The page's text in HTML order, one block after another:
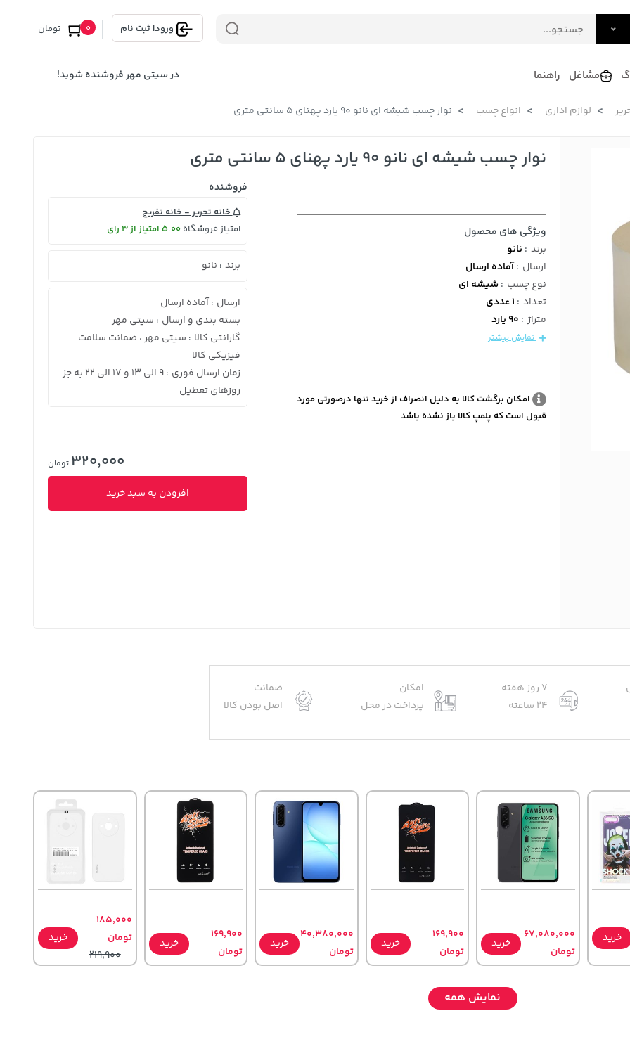
ورود| ثبت نام تومان 0
فرآورده های لبنی
دکوراسیون داخلی و تزئینی
سرو و پذیرایی
مشاغل راهنما در سیتی مهر فروشنده شوید!
لوازم اداری انواع چسب نوار چسب شیشه ای نانو 90 یارد پهنای 5 سانتی متری
نوار چسب شیشه ای نانو 90 یارد پهنای 5 سانتی متری
ویژگی های محصول
برند : نانو
ارسال :آماده ارسال
نوع چسب :شیشه ای
تعداد : 1 عددی
متراژ : 90 یارد
نمایش بیشتر
امکان برگشت کالا به دلیل انصراف از خرید تنها درصورتی مورد
قبول است که پلمپ کالا باز نشده باشد
فروشنده
خانه تحریر - خانه تفریح
امتیاز فروشگاه5.00 امتیاز از 3 رای
برند : نانو
ارسال :آماده ارسال
بسته بندی و ارسال : سیتی مهر
گارانتی کالا : سیتی مهر ، ضمانت سلامت
فیزیکی کالا
زمان ارسال فوری :
9 الی 13 و 17 الی 22 به جز
روزهای تعطیل
320,000 تومان
افزودن به سبد خرید
7 روز هفته
24 ساعته
امکان
پرداخت در محل
ضمانت
اصل بودن کالا
خرید
67,080,000
تومان
خرید
169,900
تومان
خرید
40,380,000
تومان
خرید
169,900
تومان
خرید
185,000
تومان
219,900
خرید
نمایش همه